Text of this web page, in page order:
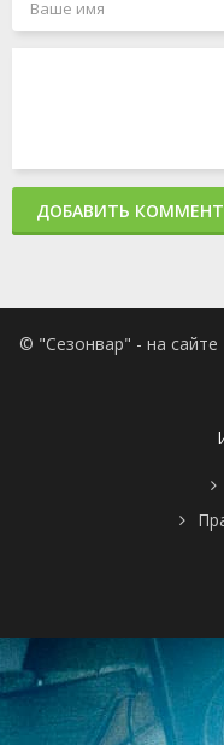
ДОБАВИТЬ
© "Сезонвар" - на